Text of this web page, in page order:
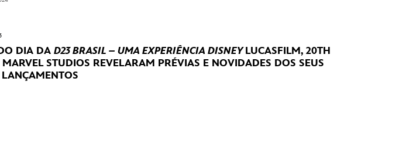
DIA DA D23 BRASIL – UMA EXPERIÊNCIA DISNEYLUCASFILM, 20TH
MARVEL STUDIOS REVELARAM PRÉVIAS E NOVIDADES DOS SEUS